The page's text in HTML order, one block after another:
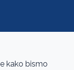
kako bismo